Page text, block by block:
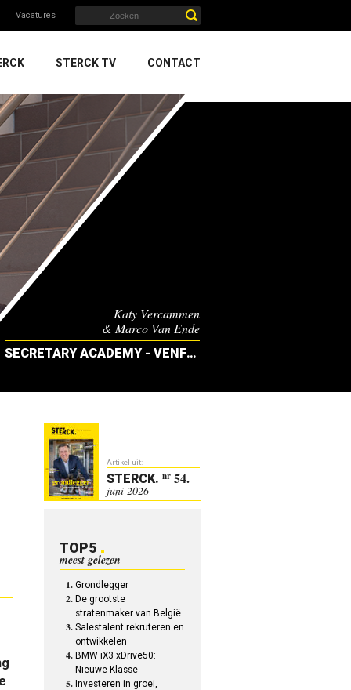
Vacatures
STERCK TV CONTACT
Katy Vercammen
& Marco Van Ende
SECRETARY ACADEMY - VENFRESH
Artikel uit:
STERCK. nr 54.
juni 2026
TOP5
meest gelezen
Grondlegger
De grootste
stratenmaker van België
Salestalent rekruteren en
ontwikkelen
BMW iX3 xDrive50:
Nieuwe Klasse
Investeren in groei,